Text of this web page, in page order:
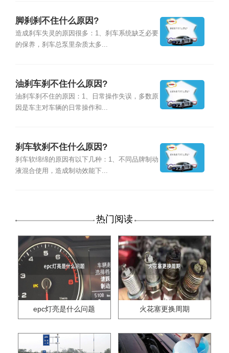
脚刹刹不住什么原因?
造成刹车失灵的原因很多：1、刹车系统缺乏必要
的保养，刹车总泵里杂质太多...
油刹车刹不住什么原因?
油刹车刹不住的原因：1、日常操作失误，多数原
因是车主对车辆的日常操作和...
刹车软刹不住什么原因?
刹车软绵绵的原因有以下几种：1、不同品牌制动
液混合使用，造成制动效能下...
热门阅读
epc灯亮是什么问题 火花塞更换周期